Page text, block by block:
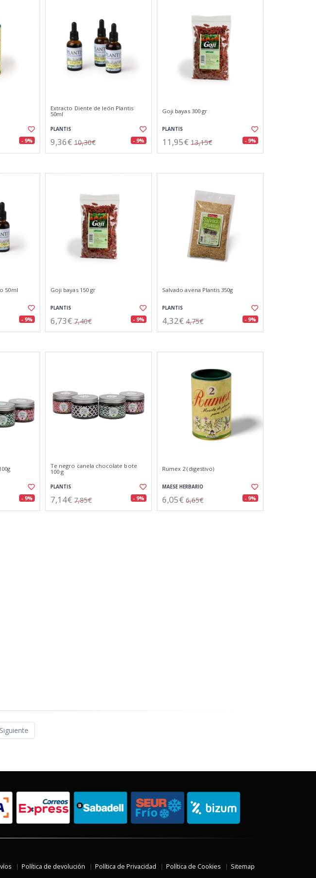
- 9%
Extracto Diente de león Plantis
50ml
PLANTIS
9,36€ 10,30€ - 9%
Goji bayas 300 gr
PLANTIS
11,95€ 13,15€ - 9%
50ml
- 9%
Goji bayas 150 gr
PLANTIS
6,73€ 7,40€ - 9%
Salvado avena Plantis 350g
PLANTIS
4,32€ 4,75€ - 9%
- 9%
Te negro canela chocolate bote
100 g
PLANTIS
7,14€ 7,85€ - 9%
Rumex 2 (digestivo)
MAESE HERBARIO
6,05€ 6,65€ - 9%
Siguiente
Política de devolución Política de Privacidad Política de Cookies Sitemap